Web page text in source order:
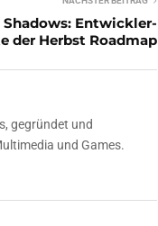
Shadows: Entwickler-
der Herbst Roadmap
gegründet und
und Games.